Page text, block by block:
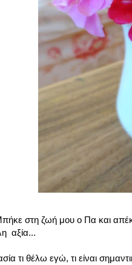
στη ζωή μου ο Πα και
αξία...
τι θέλω εγώ, τι είναι